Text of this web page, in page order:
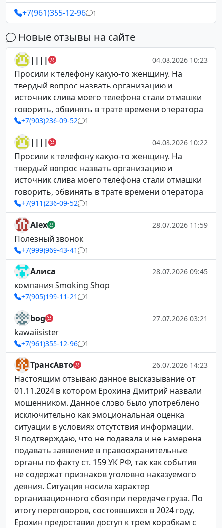
+7(961)355-12-96 1
Новые отзывы на сайте
|||| 04.08.2026 10:23
Просили к телефону какую-то женщину. На
твердый вопрос назвать организацию и
источник слива моего телефона стали отмашки
говорить, обвинять в трате времени оператора
+7(903)236-09-52 1
|||| 04.08.2026 10:22
Просили к телефону какую-то женщину. На
твердый вопрос назвать организацию и
источник слива моего телефона стали отмашки
говорить, обвинять в трате времени оператора
+7(911)236-09-52 1
Alex 28.07.2026 11:59
Полезный звонок
+7(999)969-43-41 1
Алиса 28.07.2026 09:45
компания Smoking Shop
+7(905)199-11-21 1
bog 27.07.2026 03:21
kawaiisister
+7(961)355-12-96 1
ТрансАвто 26.07.2026 14:23
Настоящим отзываю данное высказывание от
01.11.2024 в котором Ерохина Дмитрий назвали
мошенником. Данное слово было употреблено
исключительно как эмоциональная оценка
ситуации в условиях отсутствия информации.
Я подтверждаю, что не подавала и не намерена
подавать заявление в правоохранительные
органы по факту ст. 159 УК РФ, так как события
не содержат признаков уголовно наказуемого
деяния. Ситуация носила характер
организационного сбоя при передаче груза. По
итогу переговоров, состоявшихся в 2024 году,
Ерохин предоставил доступ к трем коробкам с